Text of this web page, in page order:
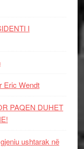
I
Eric Wendt
PAQEN DUHET
ushtarak në